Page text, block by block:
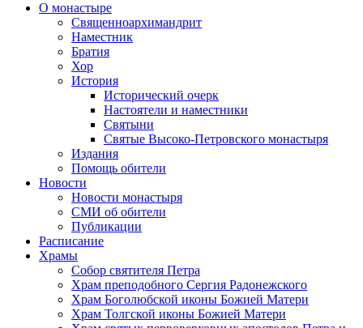
О монастыре
Священноархимандрит
Наместник
Братия
Хор
История
Исторический очерк
Настоятели и наместники
Святыни
Святые Высоко-Петровского монастыря
Издания
Помощь обители
Новости
Новости монастыря
СМИ об обители
Публикации
Расписание
Храмы
Собор святителя Петра
Храм преподобного Сергия Радонежского
Храм Боголюбской иконы Божией Матери
Храм Толгской иконы Божией Матери